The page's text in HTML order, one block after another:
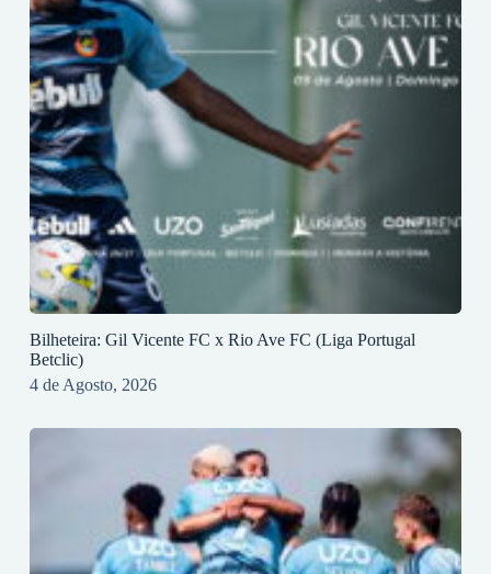
Bilheteira: Gil Vicente FC x Rio Ave FC (Liga Portugal
Betclic)
4 de Agosto, 2026